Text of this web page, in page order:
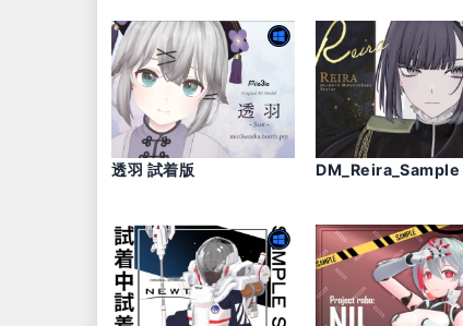
透羽 試着版 DM_Reira_Sample